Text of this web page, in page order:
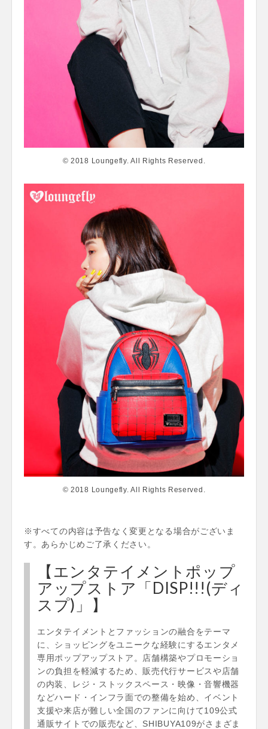
© 2018 Loungefly. All Rights Reserved.
© 2018 Loungefly. All Rights Reserved.
※すべての内容は予告なく変更となる場合がございま
す。あらかじめご了承ください。
【エンタテイメントポップ
アップストア「DISP!!!(ディ
スプ)」】
エンタテイメントとファッションの融合をテーマ
に、ショッピングをユニークな経験にするエンタメ
専用ポップアップストア。店舗構築やプロモーショ
ンの負担を軽減するため、販売代行サービスや店舗
の内装、レジ・ストックスペース・映像・音響機器
などハード・インフラ面での整備を始め、イベント
支援や来店が難しい全国のファンに向けて109公式
通販サイトでの販売など、SHIBUYA109がさまざま